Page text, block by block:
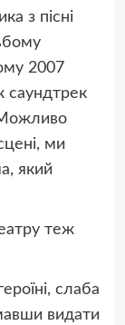
з пісні
2007
саундтрек
ми
який
теж
слаба
видати